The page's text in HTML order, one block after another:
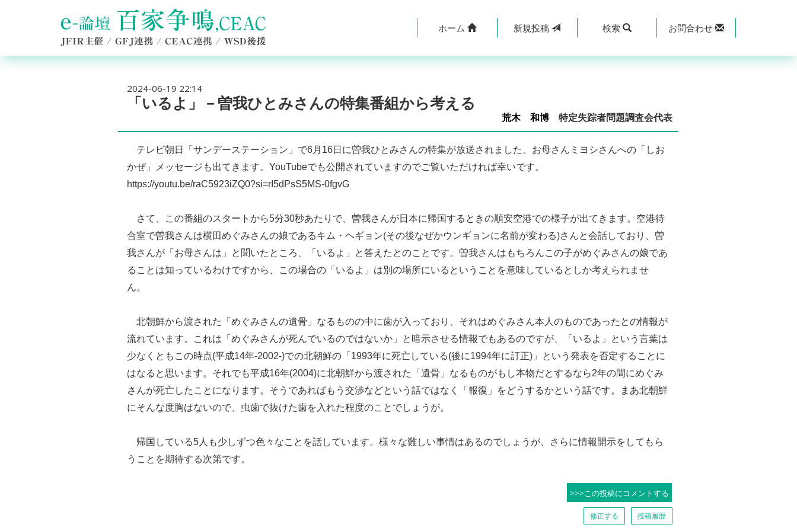
ホーム 新規投稿 検索 お問合わせ
2024-06-19 22:14
「いるよ」－曽我ひとみさんの特集番組から考える
荒木 和博 特定失踪者問題調査会代表
テレビ朝日「サンデーステーション」で6月16日に曽我ひとみさんの特集が放送されました。お母さんミヨシさんへの「しお
かぜ」メッセージも出てきます。YouTubeでも公開されていますのでご覧いただければ幸いです。
https://youtu.be/raC5923iZQ0?si=rI5dPsS5MS-0fgvG
さて、この番組のスタートから5分30秒あたりで、曽我さんが日本に帰国するときの順安空港での様子が出てきます。空港待
合室で曽我さんは横田めぐみさんの娘であるキム・ヘギョン(その後なぜかウンギョンに名前が変わる)さんと会話しており、曽
我さんが「お母さんは」と聞いたところ、「いるよ」と答えたとのことです。曽我さんはもちろんこの子がめぐみさんの娘であ
ることは知っているわけですから、この場合の「いるよ」は別の場所にいるということを意味しているとしか考えられませ
ん。
北朝鮮から渡された「めぐみさんの遺骨」なるものの中に歯が入っており、それはめぐみさん本人のものであったとの情報が
流れています。これは「めぐみさんが死んでいるのではないか」と暗示させる情報でもあるのですが、「いるよ」という言葉は
少なくともこの時点(平成14年-2002-)での北朝鮮の「1993年に死亡している(後に1994年に訂正)」という発表を否定することに
はなると思います。それでも平成16年(2004)に北朝鮮から渡された「遺骨」なるものがもし本物だとするなら2年の間にめぐみ
さんが死亡したことになります。そうであればもう交渉などという話ではなく「報復」をどうするかという話です。まあ北朝鮮
にそんな度胸はないので、虫歯で抜けた歯を入れた程度のことでしょうが。
帰国している5人も少しずつ色々なことを話しています。様々な難しい事情はあるのでしょうが、さらに情報開示をしてもら
うことを期待する次第です。
>>>この投稿にコメントする
修正する 投稿履歴